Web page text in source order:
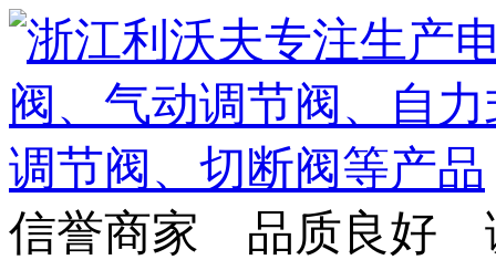
信誉商家 品质良好